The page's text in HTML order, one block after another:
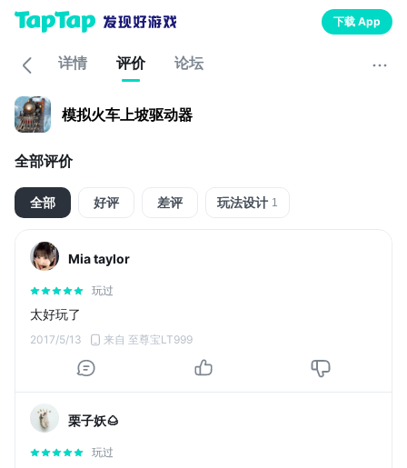
下载 App
详情 评价 论坛
模拟火车上坡驱动器
全部评价
全部 好评 差评 玩法设计 1
Mia taylor
玩过
太好玩了
2017/5/13 来自 至尊宝LT999
栗子妖🌰
玩过